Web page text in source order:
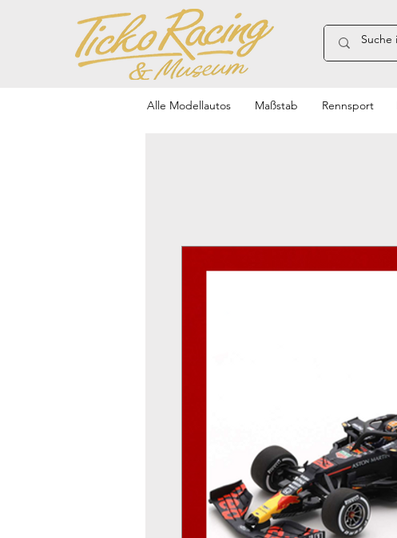
Alle Modellautos Maßstab Rennsport